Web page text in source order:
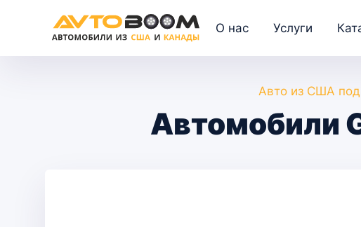
О нас Услуги
Авто из США
Автомобили